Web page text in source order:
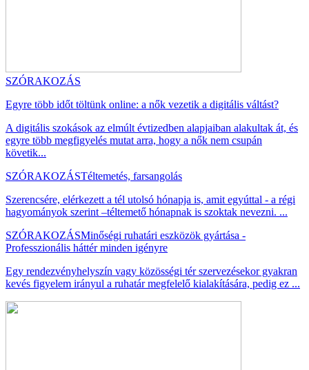
SZÓRAKOZÁS
Egyre több időt töltünk online: a nők vezetik a digitális váltást?
A digitális szokások az elmúlt évtizedben alapjaiban alakultak át, és
egyre több megfigyelés mutat arra, hogy a nők nem csupán
követik...
SZÓRAKOZÁSTéltemetés, farsangolás
Szerencsére, elérkezett a tél utolsó hónapja is, amit egyúttal - a régi
hagyományok szerint –téltemető hónapnak is szoktak nevezni. ...
SZÓRAKOZÁSMinőségi ruhatári eszközök gyártása -
Professzionális háttér minden igényre
Egy rendezvényhelyszín vagy közösségi tér szervezésekor gyakran
kevés figyelem irányul a ruhatár megfelelő kialakítására, pedig ez ...